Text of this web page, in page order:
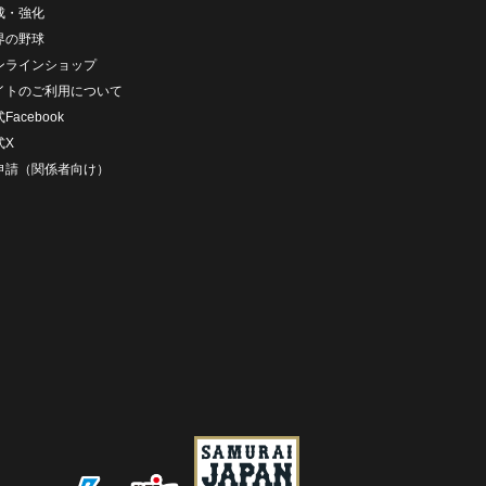
・強化
の野球
ラインショップ
トのご利用について
Facebook
X
請（関係者向け）